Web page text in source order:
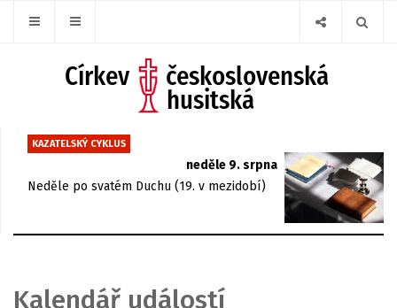
KAZATELSKÝ CYKLUS
neděle 9. srpna
Neděle po svatém Duchu (19. v mezidobí)
Kalendář událostí